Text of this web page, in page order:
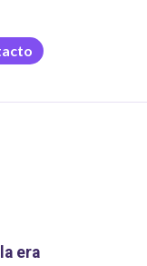
era